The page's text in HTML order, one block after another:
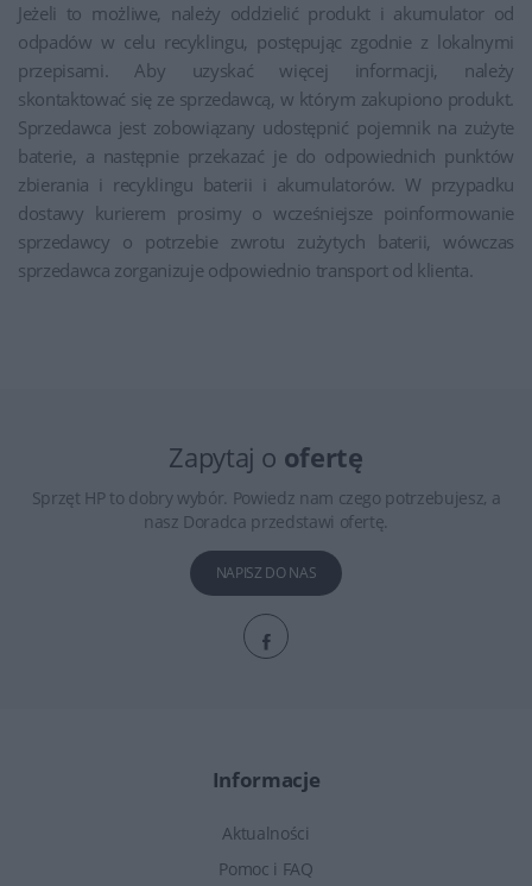
Jeżeli to możliwe, należy oddzielić produkt i akumulator od
odpadów w celu recyklingu, postępując zgodnie z lokalnymi
przepisami. Aby uzyskać więcej informacji, należy
skontaktować się ze sprzedawcą, w którym zakupiono produkt.
Sprzedawca jest zobowiązany udostępnić pojemnik na zużyte
baterie, a następnie przekazać je do odpowiednich punktów
zbierania i recyklingu baterii i akumulatorów. W przypadku
dostawy kurierem prosimy o wcześniejsze poinformowanie
sprzedawcy o potrzebie zwrotu zużytych baterii, wówczas
sprzedawca zorganizuje odpowiednio transport od klienta.
Zapytaj o ofertę
Sprzęt HP to dobry wybór. Powiedz nam czego potrzebujesz, a
nasz Doradca przedstawi ofertę.
NAPISZ DO NAS
Informacje
Aktualności
Pomoc i FAQ